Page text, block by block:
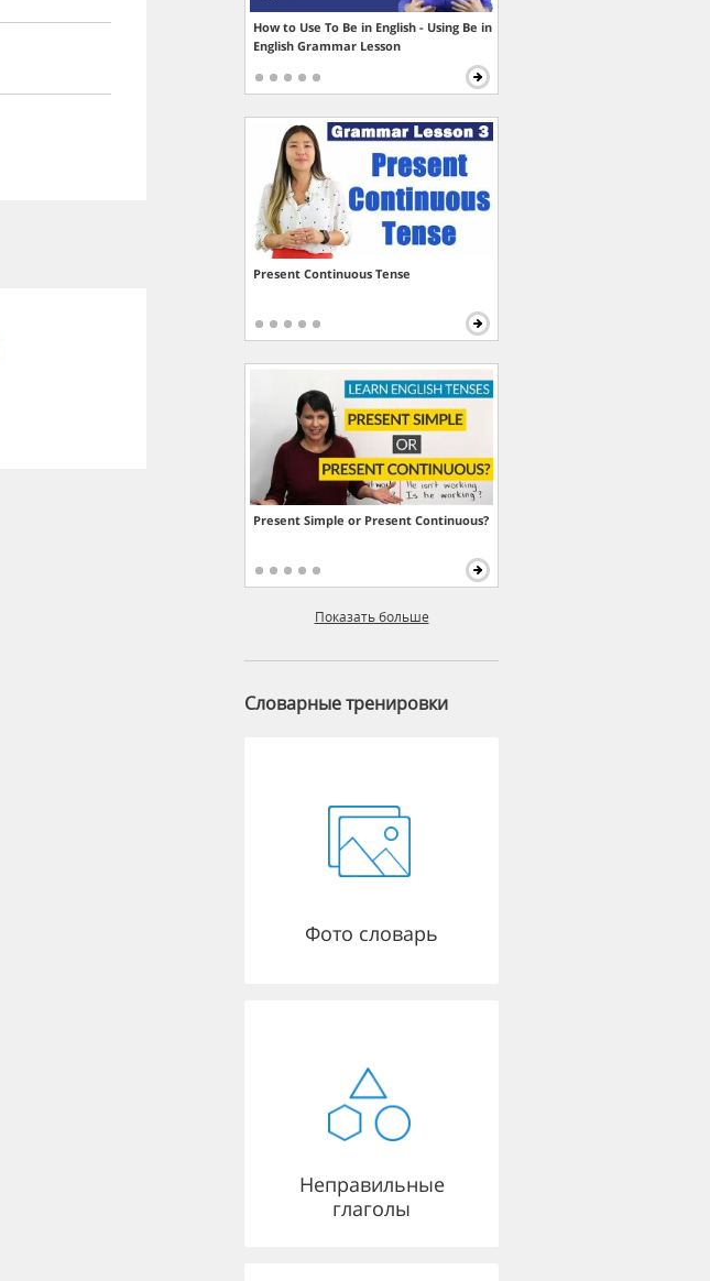
How to Use To Be in English - Using Be in
English Grammar Lesson
Present Continuous Tense
Present Simple or Present Continuous?
Показать больше
Словарные тренировки
Фото словарь
Неправильные
глаголы